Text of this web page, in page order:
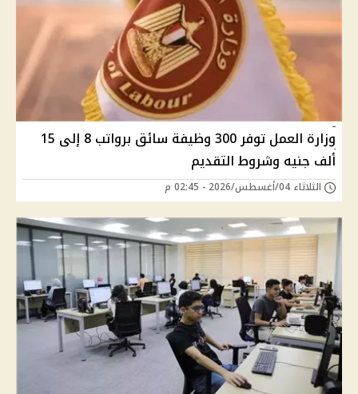
وزارة العمل توفر 300 وظيفة سائق برواتب 8 إلى 15
ألف جنيه وشروط التقديم
الثلاثاء 04/أغسطس/2026 - 02:45 م